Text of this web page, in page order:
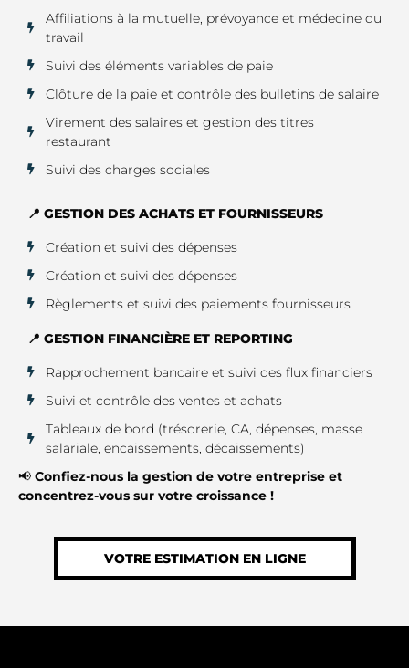
Affiliations à la mutuelle, prévoyance et médecine du
travail
Suivi des éléments variables de paie
Clôture de la paie et contrôle des bulletins de salaire
Virement des salaires et gestion des titres
restaurant
Suivi des charges sociales
📍 GESTION DES ACHATS ET FOURNISSEURS
Création et suivi des dépenses
Création et suivi des dépenses
Règlements et suivi des paiements fournisseurs
📍 GESTION FINANCIÈRE ET REPORTING
Rapprochement bancaire et suivi des flux financiers
Suivi et contrôle des ventes et achats
Tableaux de bord (trésorerie, CA, dépenses, masse
salariale, encaissements, décaissements)
📢 Confiez-nous la gestion de votre entreprise et
concentrez-vous sur votre croissance !
VOTRE ESTIMATION EN LIGNE